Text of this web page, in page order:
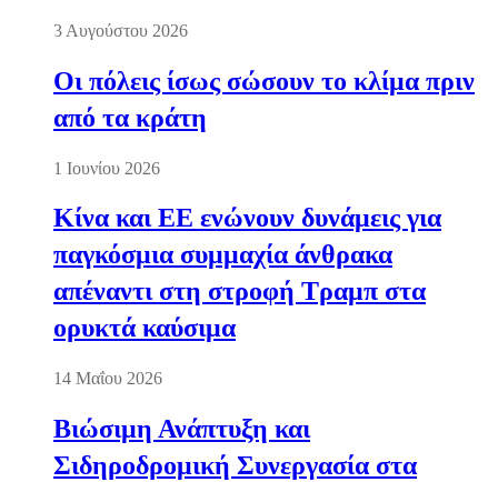
3 Αυγούστου 2026
Οι πόλεις ίσως σώσουν το κλίμα πριν
από τα κράτη
1 Ιουνίου 2026
Κίνα και ΕΕ ενώνουν δυνάμεις για
παγκόσμια συμμαχία άνθρακα
απέναντι στη στροφή Τραμπ στα
ορυκτά καύσιμα
14 Μαΐου 2026
Βιώσιμη Ανάπτυξη και
Σιδηροδρομική Συνεργασία στα